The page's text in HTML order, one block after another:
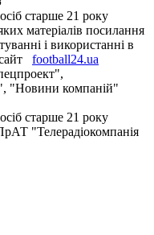
старше 21 року
матеріалів посилання
і використанні в
football24.ua
"Новини компаній"
старше 21 року
"Телерадіокомпанія